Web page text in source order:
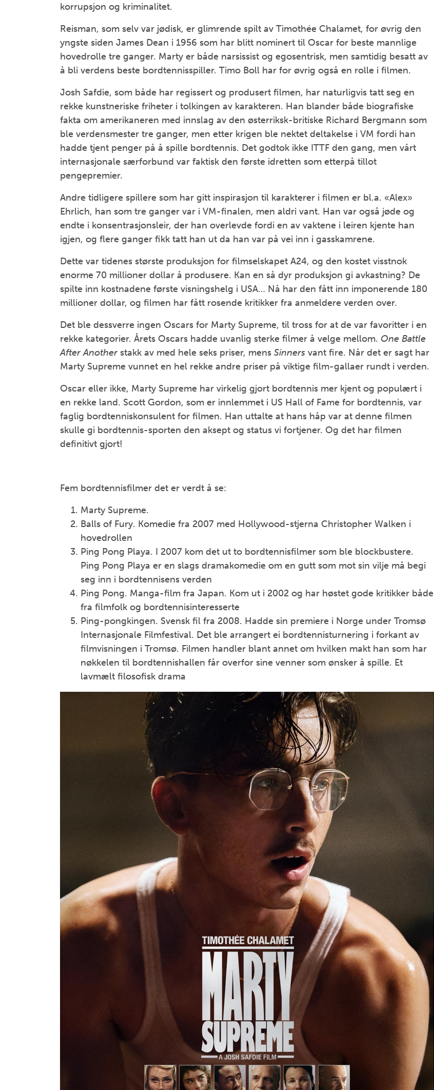
korrupsjon og kriminalitet.
Reisman, som selv var jødisk, er glimrende spilt av Timothée Chalamet, for øvrig den
yngste siden James Dean i 1956 som har blitt nominert til Oscar for beste mannlige
hovedrolle tre ganger. Marty er både narsissist og egosentrisk, men samtidig besatt av
å bli verdens beste bordtennisspiller. Timo Boll har for øvrig også en rolle i filmen.
Josh Safdie, som både har regissert og produsert filmen, har naturligvis tatt seg en
rekke kunstneriske friheter i tolkingen av karakteren. Han blander både biografiske
fakta om amerikaneren med innslag av den østerriksk-britiske Richard Bergmann som
ble verdensmester tre ganger, men etter krigen ble nektet deltakelse i VM fordi han
hadde tjent penger på å spille bordtennis. Det godtok ikke ITTF den gang, men vårt
internasjonale særforbund var faktisk den første idretten som etterpå tillot
pengepremier.
Andre tidligere spillere som har gitt inspirasjon til karakterer i filmen er bl.a. «Alex»
Ehrlich, han som tre ganger var i VM-finalen, men aldri vant. Han var også jøde og
endte i konsentrasjonsleir, der han overlevde fordi en av vaktene i leiren kjente han
igjen, og flere ganger fikk tatt han ut da han var på vei inn i gasskamrene.
Dette var tidenes største produksjon for filmselskapet A24, og den kostet visstnok
enorme 70 millioner dollar å produsere. Kan en så dyr produksjon gi avkastning? De
spilte inn kostnadene første visningshelg i USA… Nå har den fått inn imponerende 180
millioner dollar, og filmen har fått rosende kritikker fra anmeldere verden over.
Det ble dessverre ingen Oscars for Marty Supreme, til tross for at de var favoritter i en
rekke kategorier. Årets Oscars hadde uvanlig sterke filmer å velge mellom. One Battle
After Another stakk av med hele seks priser, mens Sinners vant fire. Når det er sagt har
Marty Supreme vunnet en hel rekke andre priser på viktige film-gallaer rundt i verden.
Oscar eller ikke, Marty Supreme har virkelig gjort bordtennis mer kjent og populært i
en rekke land. Scott Gordon, som er innlemmet i US Hall of Fame for bordtennis, var
faglig bordtenniskonsulent for filmen. Han uttalte at hans håp var at denne filmen
skulle gi bordtennis-sporten den aksept og status vi fortjener. Og det har filmen
definitivt gjort!
Fem bordtennisfilmer det er verdt å se:
Marty Supreme.
Balls of Fury. Komedie fra 2007 med Hollywood-stjerna Christopher Walken i
hovedrollen
Ping Pong Playa. I 2007 kom det ut to bordtennisfilmer som ble blockbustere.
Ping Pong Playa er en slags dramakomedie om en gutt som mot sin vilje må begi
seg inn i bordtennisens verden
Ping Pong. Manga-film fra Japan. Kom ut i 2002 og har høstet gode kritikker både
fra filmfolk og bordtennisinteresserte
Ping-pongkingen. Svensk fil fra 2008. Hadde sin premiere i Norge under Tromsø
Internasjonale Filmfestival. Det ble arrangert ei bordtennisturnering i forkant av
filmvisningen i Tromsø. Filmen handler blant annet om hvilken makt han som har
nøkkelen til bordtennishallen får overfor sine venner som ønsker å spille. Et
lavmælt filosofisk drama